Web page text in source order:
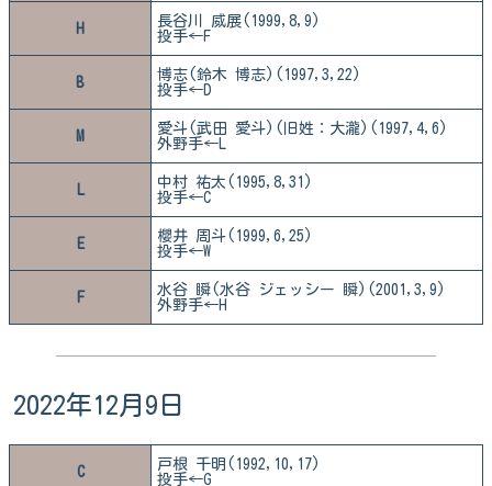
H
長谷川 威展(1999,8,9)
投手←F
B
博志(鈴木 博志)(1997,3,22)
投手←D
M
愛斗(武田 愛斗)(旧姓：大瀧)(1997,4,6)
外野手←L
L
中村 祐太(1995,8,31)
投手←C
E
櫻井 周斗(1999,6,25)
投手←W
F
水谷 瞬(水谷 ジェッシー 瞬)(2001,3,9)
外野手←H
2022年12月9日
C
戸根 千明(1992,10,17)
投手←G